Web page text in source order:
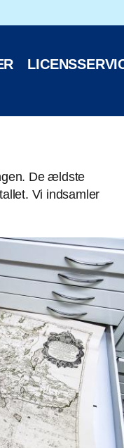
De ældste
Vi indsamler